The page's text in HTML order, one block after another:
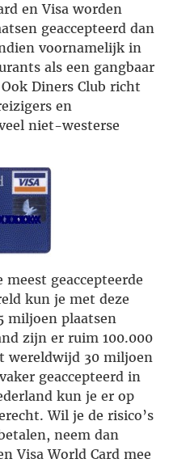
en Visa worden
geaccepteerd dan
voornamelijk in
als een gangbaar
Diners Club richt
en
niet-westerse
geaccepteerde
kun je met deze
miljoen plaatsen
zijn er ruim 100.000
wereldwijd 30 miljoen
geaccepteerd in
kun je er op
Wil je de risico’s
neem dan
Visa World Card mee